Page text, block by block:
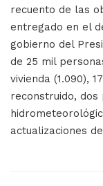
recuento de las
entregado en el
gobierno del
de 25 mil
vivienda (1.090),
reconstruido, dos
actualizaciones de